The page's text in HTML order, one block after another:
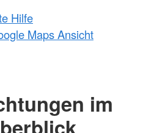
Hilfe
Maps Ansicht
im